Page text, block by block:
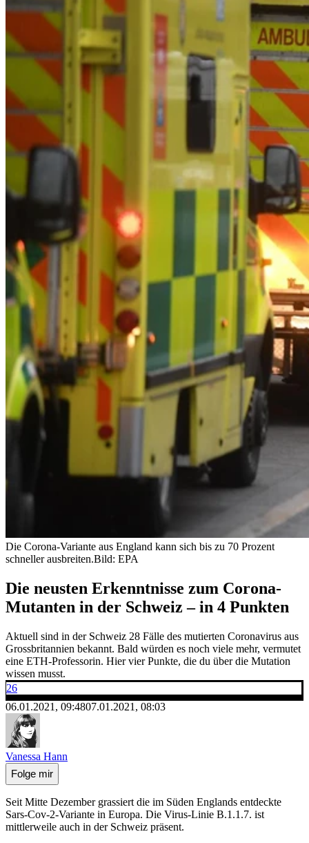
Die Corona-Variante aus England kann sich bis zu 70 Prozent
schneller ausbreiten.Bild: EPA
Die neusten Erkenntnisse zum Corona-
Mutanten in der Schweiz – in 4 Punkten
Aktuell sind in der Schweiz 28 Fälle des mutierten Coronavirus aus
Grossbritannien bekannt. Bald würden es noch viele mehr, vermutet
eine ETH-Professorin. Hier vier Punkte, die du über die Mutation
wissen musst.
26
06.01.2021, 09:4807.01.2021, 08:03
Vanessa Hann
Folge mir
Seit Mitte Dezember grassiert die im Süden Englands entdeckte
Sars-Cov-2-Variante in Europa. Die Virus-Linie B.1.1.7. ist
mittlerweile auch in der Schweiz präsent.